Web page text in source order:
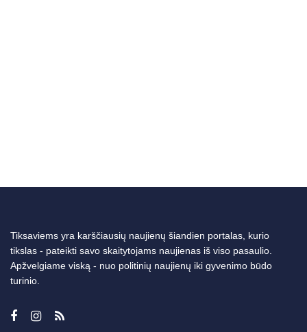
Tiksaviems yra karščiausių naujienų šiandien portalas, kurio
tikslas - pateikti savo skaitytojams naujienas iš viso pasaulio.
Apžvelgiame viską - nuo politinių naujienų iki gyvenimo būdo
turinio.